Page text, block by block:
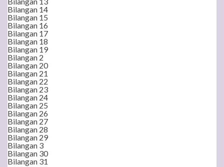
Bilangan 14
Bilangan 15
Bilangan 16
Bilangan 17
Bilangan 18
Bilangan 19
Bilangan 2
Bilangan 20
Bilangan 21
Bilangan 22
Bilangan 23
Bilangan 24
Bilangan 25
Bilangan 26
Bilangan 27
Bilangan 28
Bilangan 29
Bilangan 3
Bilangan 30
Bilangan 31